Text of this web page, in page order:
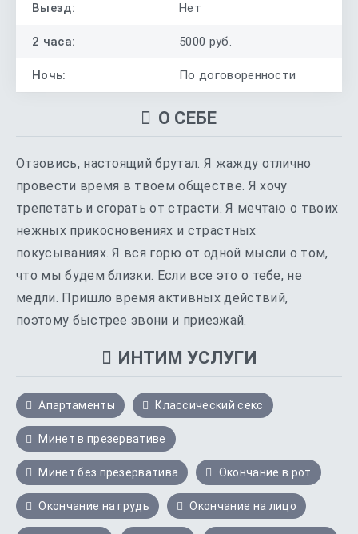
Выезд: Нет
2 часа: 5000 руб.
Ночь: По договоренности
О СЕБЕ
Отзовись, настоящий брутал. Я жажду отлично
провести время в твоем обществе. Я хочу
трепетать и сгорать от страсти. Я мечтаю о твоих
нежных прикосновениях и страстных
покусываниях. Я вся горю от одной мысли о том,
что мы будем близки. Если все это о тебе, не
медли. Пришло время активных действий,
поэтому быстрее звони и приезжай.
ИНТИМ УСЛУГИ
Апартаменты Классический секс
Минет в презервативе
Минет без презерватива Окончание в рот
Окончание на грудь Окончание на лицо